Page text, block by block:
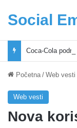
Social
Početna / Web vesti
Web vesti
Nova